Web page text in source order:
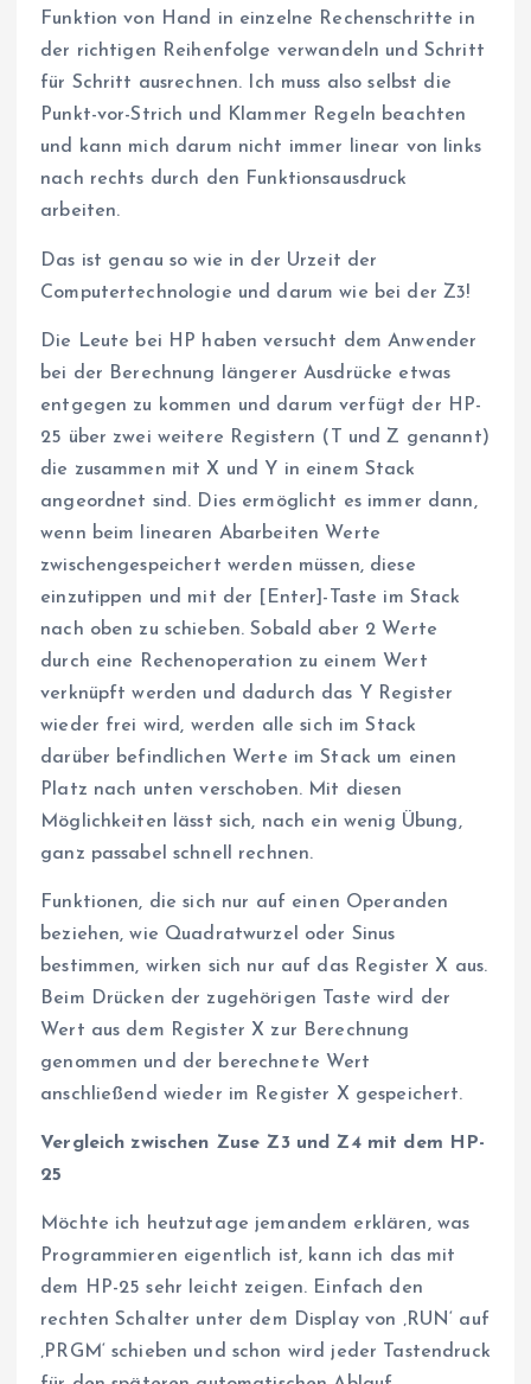
Funktion von Hand in einzelne Rechenschritte in
der richtigen Reihenfolge verwandeln und Schritt
für Schritt ausrechnen. Ich muss also selbst die
Punkt-vor-Strich und Klammer Regeln beachten
und kann mich darum nicht immer linear von links
nach rechts durch den Funktionsausdruck
arbeiten.
Das ist genau so wie in der Urzeit der
Computertechnologie und darum wie bei der Z3!
Die Leute bei HP haben versucht dem Anwender
bei der Berechnung längerer Ausdrücke etwas
entgegen zu kommen und darum verfügt der HP-
25 über zwei weitere Registern (T und Z genannt)
die zusammen mit X und Y in einem Stack
angeordnet sind. Dies ermöglicht es immer dann,
wenn beim linearen Abarbeiten Werte
zwischengespeichert werden müssen, diese
einzutippen und mit der [Enter]-Taste im Stack
nach oben zu schieben. Sobald aber 2 Werte
durch eine Rechenoperation zu einem Wert
verknüpft werden und dadurch das Y Register
wieder frei wird, werden alle sich im Stack
darüber befindlichen Werte im Stack um einen
Platz nach unten verschoben. Mit diesen
Möglichkeiten lässt sich, nach ein wenig Übung,
ganz passabel schnell rechnen.
Funktionen, die sich nur auf einen Operanden
beziehen, wie Quadratwurzel oder Sinus
bestimmen, wirken sich nur auf das Register X aus.
Beim Drücken der zugehörigen Taste wird der
Wert aus dem Register X zur Berechnung
genommen und der berechnete Wert
anschließend wieder im Register X gespeichert.
Vergleich zwischen Zuse Z3 und Z4 mit dem HP-
25
Möchte ich heutzutage jemandem erklären, was
Programmieren eigentlich ist, kann ich das mit
dem HP-25 sehr leicht zeigen. Einfach den
rechten Schalter unter dem Display von ‚RUN‘ auf
‚PRGM‘ schieben und schon wird jeder Tastendruck